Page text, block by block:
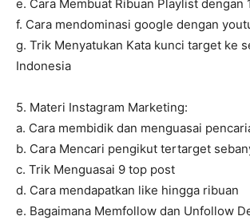
e. Cara Membuat Ribuan Playlist dengan
f. Cara mendominasi google dengan
g. Trik Menyatukan Kata kunci target ke
Indonesia
5. Materi Instagram Marketing:
a. Cara membidik dan menguasai
b. Cara Mencari pengikut tertarget
c. Trik Menguasai 9 top post
d. Cara mendapatkan like hingga ribuan
e. Bagaimana Memfollow dan Unfollow